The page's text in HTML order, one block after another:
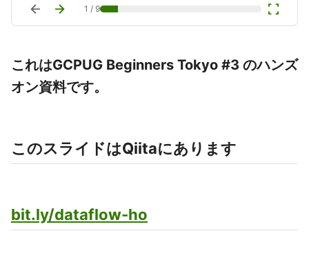
arrow_back arrow_forward 1 / 9 fullscreen
これはGCPUG Beginners Tokyo #3 のハンズ
オン資料です。
このスライドはQiitaにあります
bit.ly/dataflow-ho